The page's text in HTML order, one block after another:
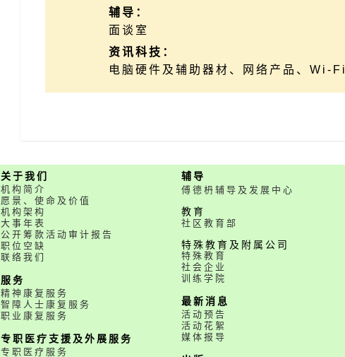
辅导：
面谈室
资讯科技：
电脑硬件及辅助器材、网络产品、Wi-Fi
关于我们
机构简介
愿景、使命及价值
机构架构
大事年表
公开筹款活动审计报告
职位空缺
联络我们
服务
精神康复服务
智障人士康复服务
职业康复服务
专职医疗支援及外展服务
专职医疗服务
辅导
傅德枬辅导及发展中心
教育
社区教育部
特殊教育及附属公司
特殊教育
社会企业
训练学院
最新消息
活动预告
活动花絮
媒体报导